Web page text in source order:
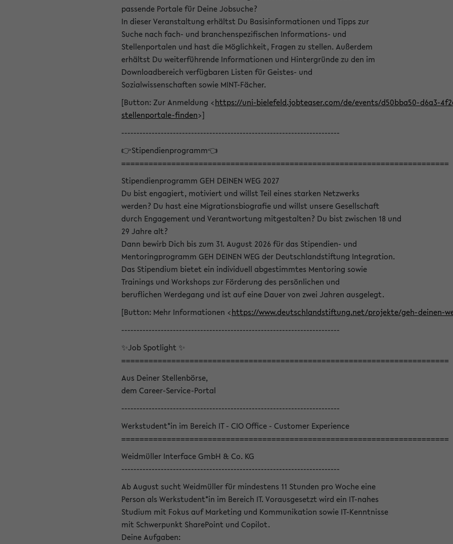
passende Portale für Deine Jobsuche?
In dieser Veranstaltung erhältst Du Basisinformationen und Tipps zur
Suche nach fach- und branchenspezifischen Informations- und
Stellenportalen und hast die Möglichkeit, Fragen zu stellen. Außerdem
erhältst Du weiterführende Informationen und Hintergründe zu den im
Downloadbereich verfügbaren Listen für Geistes- und
Sozialwissenschaften sowie MINT-Fächer.
[Button: Zur Anmeldung <https://uni-bielefeld.jobteaser.com/de/events/d50bba50-d6a3-
stellenportale-finden>]
------------------------------------------------------------------------
👉Stipendienprogramm👈
========================================================================
Stipendienprogramm GEH DEINEN WEG 2027
Du bist engagiert, motiviert und willst Teil eines starken Netzwerks
werden? Du hast eine Migrationsbiografie und willst unsere Gesellschaft
durch Engagement und Verantwortung mitgestalten? Du bist zwischen 18 und
29 Jahre alt?
Dann bewirb Dich bis zum 31. August 2026 für das Stipendien- und
Mentoringprogramm GEH DEINEN WEG der Deutschlandstiftung Integration.
Das Stipendium bietet ein individuell abgestimmtes Mentoring sowie
Trainings und Workshops zur Förderung des persönlichen und
beruflichen Werdegang und ist auf eine Dauer von zwei Jahren ausgelegt.
[Button: Mehr Informationen <https://www.deutschlandstiftung.net/projekte/geh-deinen-
------------------------------------------------------------------------
✨Job Spotlight ✨
========================================================================
Aus Deiner Stellenbörse,
dem Career-Service-Portal
------------------------------------------------------------------------
Werkstudent*in im Bereich IT - CIO Office - Customer Experience
========================================================================
Weidmüller Interface GmbH & Co. KG
------------------------------------------------------------------------
Ab August sucht Weidmüller für mindestens 11 Stunden pro Woche eine
Person als Werkstudent*in im Bereich IT. Vorausgesetzt wird ein IT-nahes
Studium mit Fokus auf Marketing und Kommunikation sowie IT-Kenntnisse
mit Schwerpunkt SharePoint und Copilot.
Deine Aufgaben: